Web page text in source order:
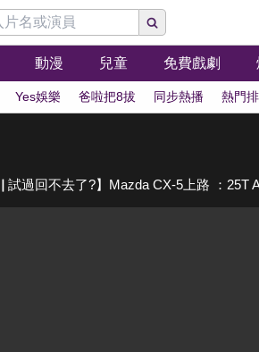
動漫 兒童 免費戲劇
Yes娛樂 爸啦把8拔 同步熱播 熱門